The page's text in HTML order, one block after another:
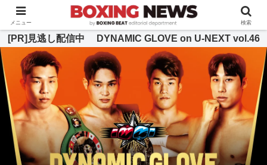
BOXING BEAT [ボクシング・ビート] 公式サイト
[PR]見逃し配信中 DYNAMIC GLOVE on U-NEXT vol.46
メニュー 検索